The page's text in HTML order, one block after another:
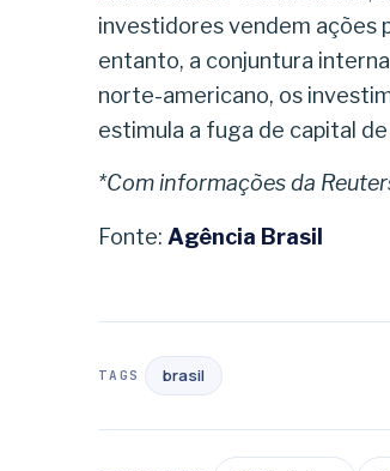
investidores vendem ações
entanto, a conjuntura
norte-americano, os
estimula a fuga de capital
*Com informações da
Fonte: Agência Brasil
TAGS brasil